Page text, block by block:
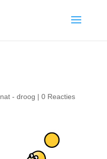
nat - droog | 0 Reacties